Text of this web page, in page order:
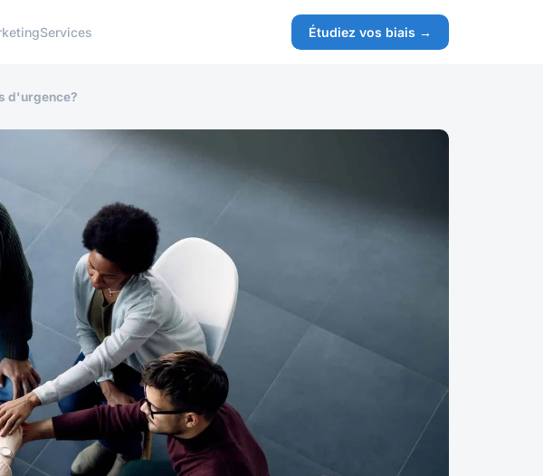
Services Étudiez vos biais →
d'urgence?